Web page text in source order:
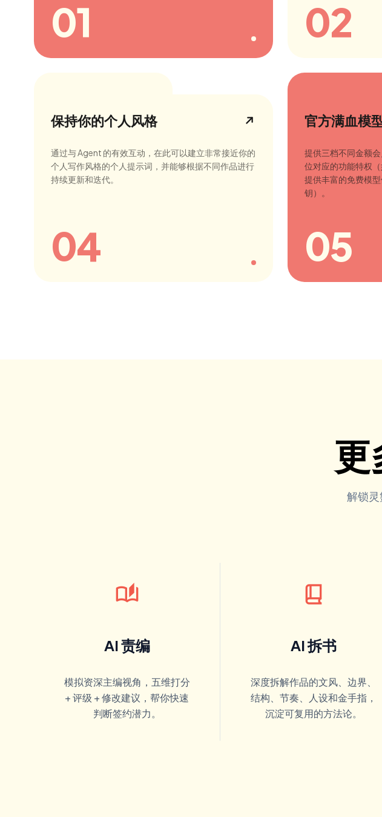
01 02
保持你的个人风格
通过与 Agent 的有效互动，在此可以建立非常接近你的
个人写作风格的个人提示词，并能够根据不同作品进行
持续更新和迭代。
04
官方满血模
提供三档不同金额
位对应的功能特权
提供丰富的免费模
钥）。
05
更
解锁
auto_stories
AI 责编
模拟资深主编视角，五维打分
+ 评级 + 修改建议，帮你快速
判断签约潜力。
book_2
AI 拆书
深度拆解作品的文风、边界、
结构、节奏、人设和金手指，
沉淀可复用的方法论。